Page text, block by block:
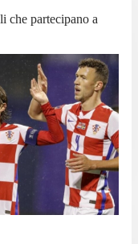
che partecipano a